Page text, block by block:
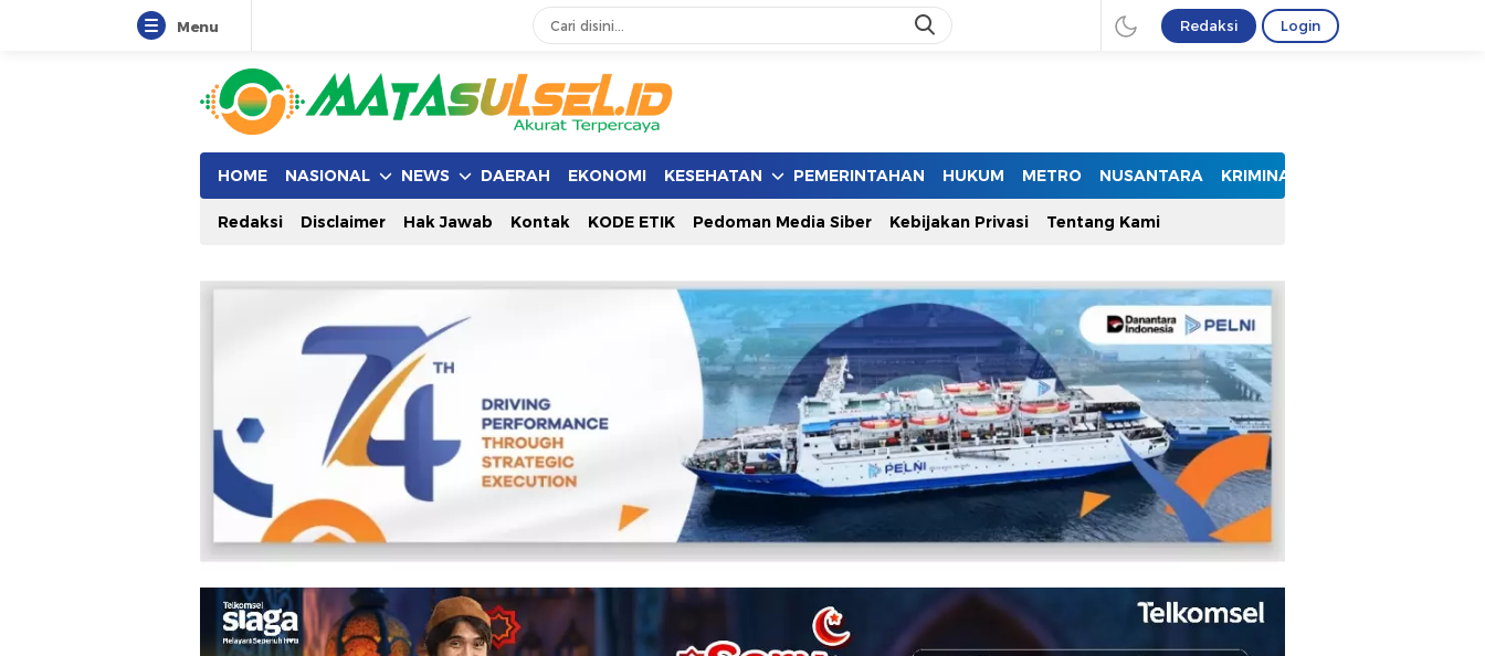
Menu Redaksi Login
HOME NASIONAL NEWS DAERAH EKONOMI KESEHATAN PEMERINTAHAN HUKUM METRO NUSANTARA KRIMINAL
Redaksi Disclaimer Hak Jawab Kontak KODE ETIK Pedoman Media Siber Kebijakan Privasi Tentang Kami